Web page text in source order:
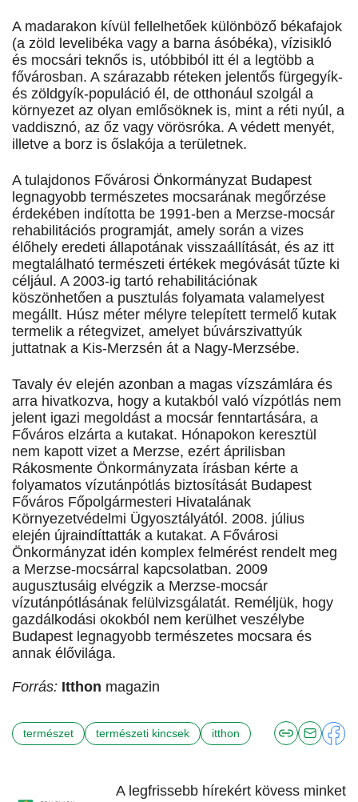
A madarakon kívül fellelhetőek különböző békafajok
(a zöld levelibéka vagy a barna ásóbéka), vízisikló
és mocsári teknős is, utóbbiból itt él a legtöbb a
fővárosban. A szárazabb réteken jelentős fürgegyík-
és zöldgyík-populáció él, de otthonául szolgál a
környezet az olyan emlősöknek is, mint a réti nyúl, a
vaddisznó, az őz vagy vörösróka. A védett menyét,
illetve a borz is őslakója a területnek.
A tulajdonos Fővárosi Önkormányzat Budapest
legnagyobb természetes mocsarának megőrzése
érdekében indította be 1991-ben a Merzse-mocsár
rehabilitációs programját, amely során a vizes
élőhely eredeti állapotának visszaállítását, és az itt
megtalálható természeti értékek megóvását tűzte ki
céljául. A 2003-ig tartó rehabilitációnak
köszönhetően a pusztulás folyamata valamelyest
megállt. Húsz méter mélyre telepített termelő kutak
termelik a rétegvizet, amelyet búvárszivattyúk
juttatnak a Kis-Merzsén át a Nagy-Merzsébe.
Tavaly év elején azonban a magas vízszámlára és
arra hivatkozva, hogy a kutakból való vízpótlás nem
jelent igazi megoldást a mocsár fenntartására, a
Főváros elzárta a kutakat. Hónapokon keresztül
nem kapott vizet a Merzse, ezért áprilisban
Rákosmente Önkormányzata írásban kérte a
folyamatos vízutánpótlás biztosítását Budapest
Főváros Főpolgármesteri Hivatalának
Környezetvédelmi Ügyosztályától. 2008. július
elején újraindíttatták a kutakat. A Fővárosi
Önkormányzat idén komplex felmérést rendelt meg
a Merzse-mocsárral kapcsolatban. 2009
augusztusáig elvégzik a Merzse-mocsár
vízutánpótlásának felülvizsgálatát. Reméljük, hogy
gazdálkodási okokból nem kerülhet veszélybe
Budapest legnagyobb természetes mocsara és
annak élővilága.
Forrás: Itthon magazin
természet természeti kincsek itthon
A legfrissebb hírekért kövess minket